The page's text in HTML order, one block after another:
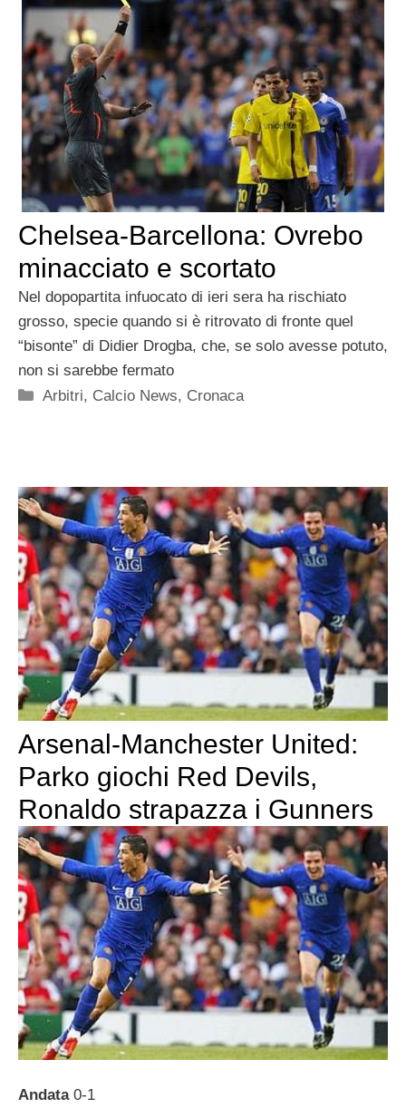
Chelsea-Barcellona: Ovrebo
minacciato e scortato
Nel dopopartita infuocato di ieri sera ha rischiato
grosso, specie quando si è ritrovato di fronte quel
“bisonte” di Didier Drogba, che, se solo avesse potuto,
non si sarebbe fermato
Categorie
Arbitri, Calcio News, Cronaca
Arsenal-Manchester United:
Parko giochi Red Devils,
Ronaldo strapazza i Gunners
Andata0-1